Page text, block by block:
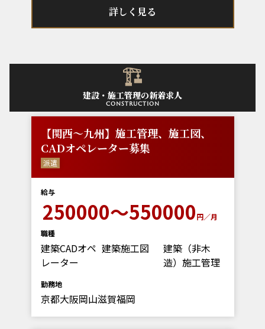
詳しく見る
建設・施工管理の新着求人
construction
【関西～九州】施工管理、施工図、
CADオペレーター募集
派遣
給与
250000～550000円／月
職種
建築CADオペ
レーター
建築施工図
建築（非木
造）施工管理
勤務地
京都大阪岡山滋賀福岡